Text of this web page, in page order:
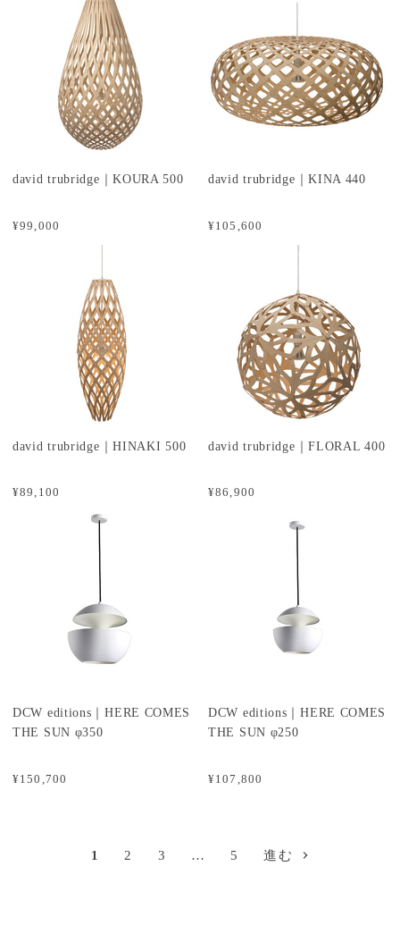
¥99,000
david trubridge｜KOURA 500
¥105,600
david trubridge｜KINA 440
¥89,100
david trubridge｜HINAKI 500
¥86,900
david trubridge｜FLORAL 400
¥150,700
DCW editions｜HERE COMES
THE SUN φ350
¥107,800
DCW editions｜HERE COMES
THE SUN φ250
1 2 3 … 5 進む